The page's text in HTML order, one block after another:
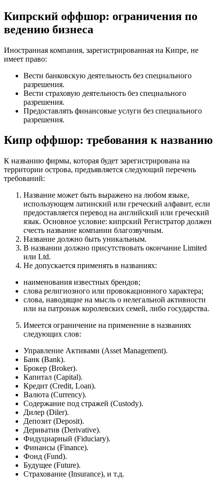
Кипрский оффшор: ограничения по
ведению бизнеса
Иностранная компания, зарегистрированная на Кипре, не
имеет право:
Вести банковскую деятельность без специального
разрешения.
Вести страховую деятельность без специального
разрешения.
Предоставлять финансовые услуги без специального
разрешения.
Кипр оффшор: требования к названию
К названию фирмы, которая будет зарегистрирована на
территории острова, предъявляется следующий перечень
требований:
Название может быть выражено на любом языке,
использующем латинский или греческий алфавит, если
предоставляется перевод на английский или греческий
язык. Основное условие: кипрский Регистратор должен
счесть название компании благозвучным.
Название должно быть уникальным.
В названии должно присутствовать окончание Limited
или Ltd.
Не допускается применять в названиях:
наименования известных брендов;
слова религиозного или провокационного характера;
слова, наводящие на мысль о нелегальной активности
или на патронаж королевских семей, либо государства.
Имеется ограничение на применение в названиях
следующих слов:
Управление Активами (Asset Management).
Банк (Bank).
Брокер (Broker).
Капитал (Capital).
Кредит (Credit, Loan).
Валюта (Currency).
Содержание под стражей (Custody).
Дилер (Diler).
Депозит (Deposit).
Дериватив (Derivative).
Фидуциарный (Fiduciary).
Финансы (Finance).
Фонд (Fund).
Будущее (Future).
Страхование (Insurance), и т.д.